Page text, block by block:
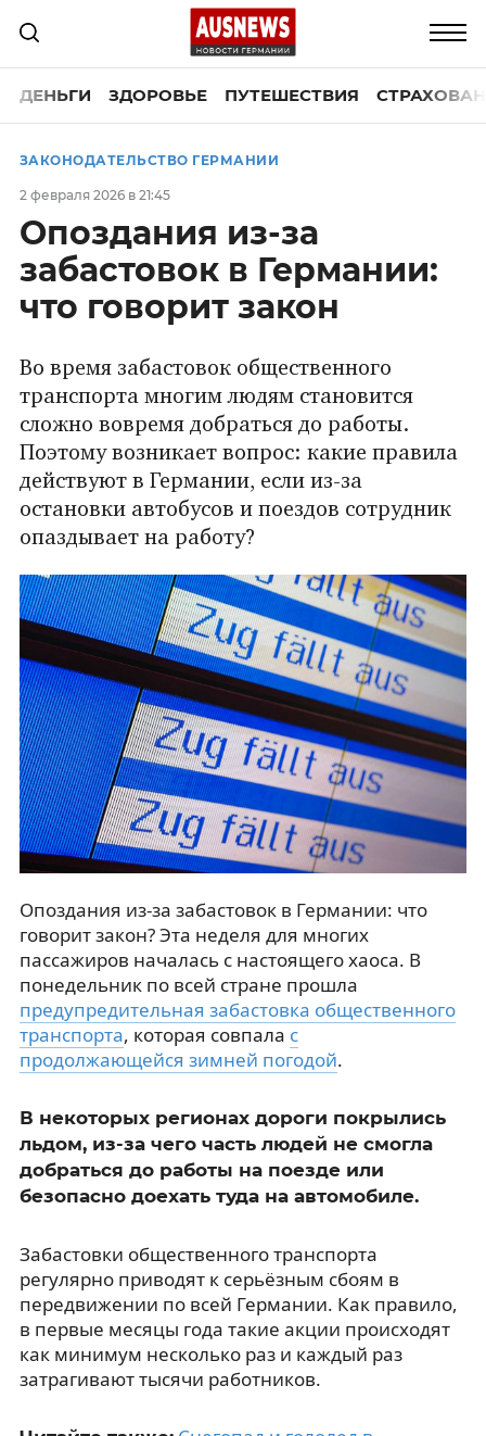
ДЕНЬГИ ЗДОРОВЬЕ ПУТЕШЕСТВИЯ
ЗАКОНОДАТЕЛЬСТВО ГЕРМАНИИ
2 февраля 2026 в 21:45
Опоздания из-за
забастовок в Германии:
что говорит закон
Во время забастовок общественного
транспорта многим людям становится
сложно вовремя добраться до работы.
Поэтому возникает вопрос: какие правила
действуют в Германии, если из-за
остановки автобусов и поездов сотрудник
опаздывает на работу?
Опоздания из-за забастовок в Германии: что
говорит закон? Эта неделя для многих
пассажиров началась с настоящего хаоса. В
понедельник по всей стране прошла
предупредительная забастовка общественного
транспорта, которая совпала с
продолжающейся зимней погодой.
В некоторых регионах дороги покрылись
льдом, из-за чего часть людей не смогла
добраться до работы на поезде или
безопасно доехать туда на автомобиле.
Забастовки общественного транспорта
регулярно приводят к серьёзным сбоям в
передвижении по всей Германии. Как правило,
в первые месяцы года такие акции происходят
как минимум несколько раз и каждый раз
затрагивают тысячи работников.